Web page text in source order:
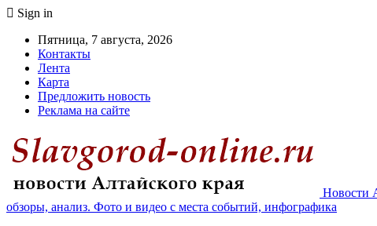
Sign in
Пятница, 7 августа, 2026
Контакты
Лента
Карта
Предложить новость
Реклама на сайте
Новости
обзоры, анализ. Фото и видео с места событий, инфографика